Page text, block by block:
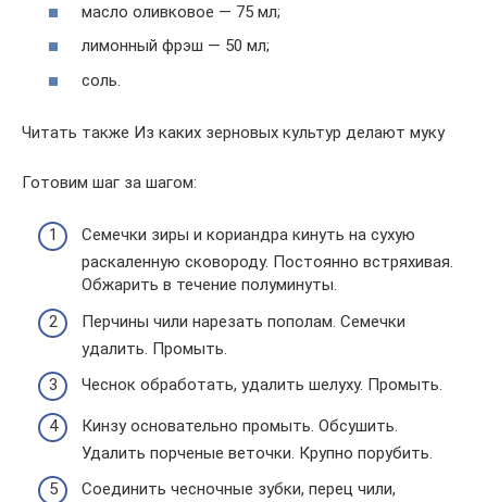
масло оливковое — 75 мл;
лимонный фрэш — 50 мл;
соль.
Читать также Из каких зерновых культур делают муку
Готовим шаг за шагом:
Семечки зиры и кориандра кинуть на сухую
раскаленную сковороду. Постоянно встряхивая.
Обжарить в течение полуминуты.
Перчины чили нарезать пополам. Семечки
удалить. Промыть.
Чеснок обработать, удалить шелуху. Промыть.
Кинзу основательно промыть. Обсушить.
Удалить порченые веточки. Крупно порубить.
Соединить чесночные зубки, перец чили,